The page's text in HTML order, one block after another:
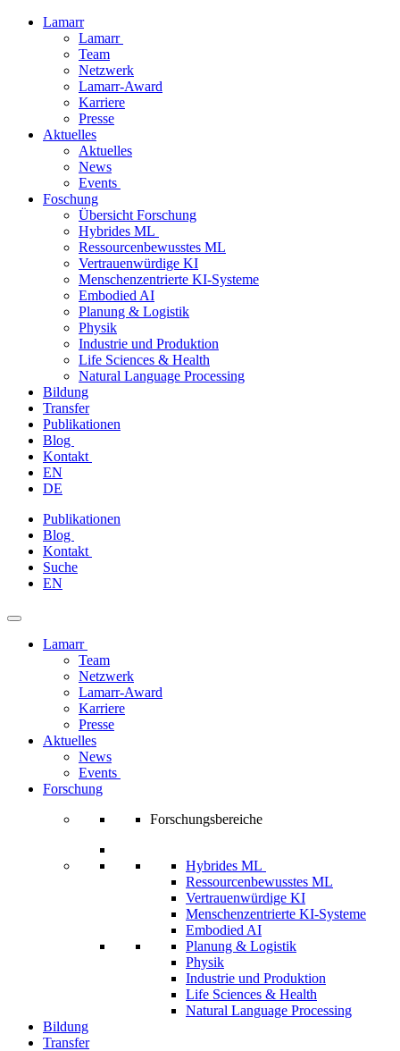
Lamarr
Lamarr
Team
Netzwerk
Lamarr-Award
Karriere
Presse
Aktuelles
Aktuelles
News
Events
Foschung
Übersicht Forschung
Hybrides ML
Ressourcenbewusstes ML
Vertrauenwürdige KI
Menschenzentrierte KI-Systeme
Embodied AI
Planung & Logistik
Physik
Industrie und Produktion
Life Sciences & Health
Natural Language Processing
Bildung
Transfer
Publikationen
Blog
Kontakt
EN
DE
Zum
Inhalt
springen
Publikationen
Blog
Kontakt
Suche
EN
Lamarr
Team
Netzwerk
Lamarr-Award
Karriere
Presse
Aktuelles
News
Events
Forschung
Forschungsbereiche
Hybrides ML
Ressourcenbewusstes ML
Vertrauenwürdige KI
Menschenzentrierte KI-Systeme
Embodied AI
Planung & Logistik
Physik
Industrie und Produktion
Life Sciences & Health
Natural Language Processing
Bildung
Transfer